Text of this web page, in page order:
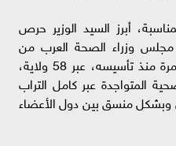
أبرز السيد الوزير حرص
مجلس وزراء الصحة العرب من
خلال الاحتفاء بهذا اليوم ولأول مرة منذ تأسيسه، عبر 58 ولاية،
المتواجدة عبر كامل التراب
وبشكل منسق بين دول الأعضاء